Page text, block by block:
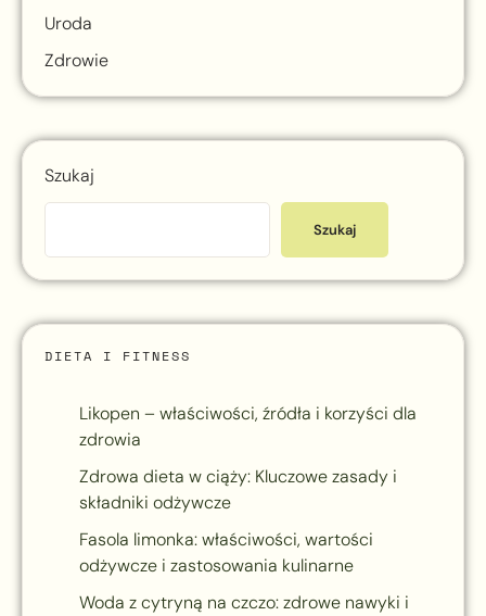
Uroda
Zdrowie
Szukaj
Szukaj
DIETA I FITNESS
Likopen – właściwości, źródła i korzyści dla
zdrowia
Zdrowa dieta w ciąży: Kluczowe zasady i
składniki odżywcze
Fasola limonka: właściwości, wartości
odżywcze i zastosowania kulinarne
Woda z cytryną na czczo: zdrowe nawyki i